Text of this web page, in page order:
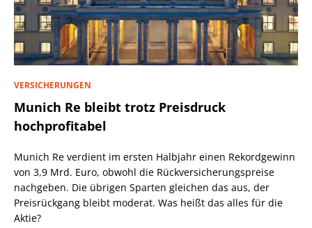
VERSICHERUNGEN
Munich Re bleibt trotz Preisdruck
hochprofitabel
Munich Re verdient im ersten Halbjahr einen Rekordgewinn
von 3,9 Mrd. Euro, obwohl die Rückversicherungspreise
nachgeben. Die übrigen Sparten gleichen das aus, der
Preisrückgang bleibt moderat. Was heißt das alles für die
Aktie?